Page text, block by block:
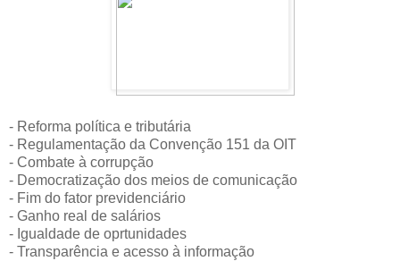
- Reforma política e tributária
- Regulamentação da Convenção 151 da OIT
- Combate à corrupção
- Democratização dos meios de comunicação
- Fim do fator previdenciário
- Ganho real de salários
- Igualdade de oprtunidades
- Transparência e acesso à informação